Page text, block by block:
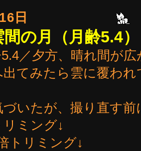
日
間の月（月齢5.4
／夕方、晴れ間が
出てみたら雲に覆わ
づいたが、撮り直す
ミング↓
トリミング↓